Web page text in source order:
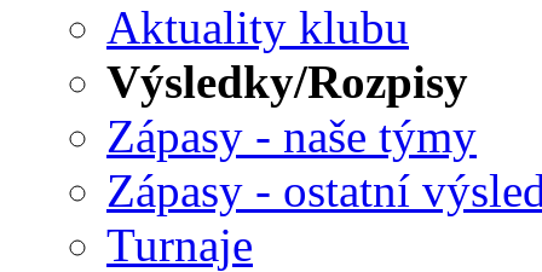
Aktuality klubu
Výsledky/Rozpisy
Zápasy - naše týmy
Zápasy - ostatní
Turnaje